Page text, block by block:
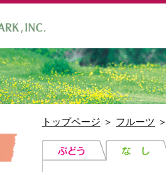
トップページ ＞ フルーツ